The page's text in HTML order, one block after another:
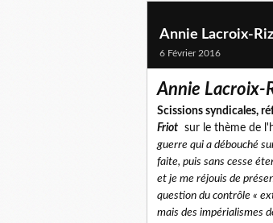
Annie Lacroix-
6 Février 2016
Annie Lacroix-
Scissions syndicales,
Friot sur le thème de
guerre qui a débouché
faite, puis sans cesse
et je me réjouis de
question du contrôle «
mais des impérialismes